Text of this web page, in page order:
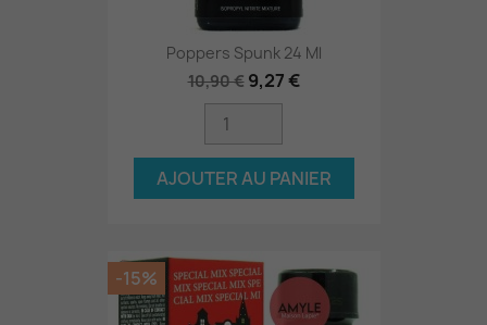
Poppers Spunk 24 Ml
10,90 € 9,27 €
AJOUTER AU PANIER
-15%